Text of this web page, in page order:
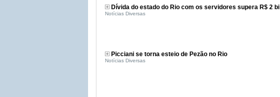
Dívida do estado do Rio com os servidores supera R$ 2 bi
Notícias Diversas
Picciani se torna esteio de Pezão no Rio
Notícias Diversas